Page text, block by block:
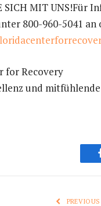
SICH MIT UNS!Für
800-960-5041
for Recovery
und